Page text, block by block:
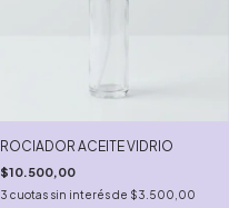
ROCIADOR ACEITE VIDRIO
$10.500,00
3 cuotas sin interés de $3.500,00